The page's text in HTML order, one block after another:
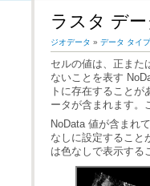
ラスタ デ
ジオデータ » データ タイプ
ータが含まれます。
は色なしで表示する